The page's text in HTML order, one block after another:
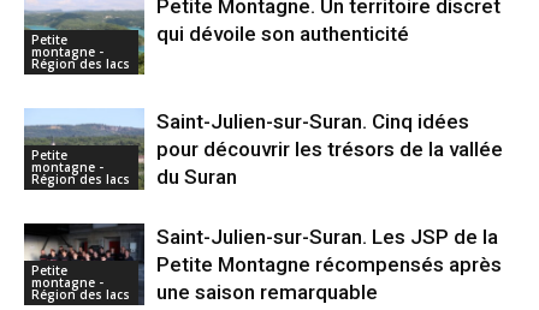
Petite
montagne -
Région des lacs
Petite Montagne. Un territoire discret
qui dévoile son authenticité
Petite
montagne -
Région des lacs
Saint-Julien-sur-Suran. Cinq idées
pour découvrir les trésors de la vallée
du Suran
Petite
montagne -
Région des lacs
Saint-Julien-sur-Suran. Les JSP de la
Petite Montagne récompensés après
une saison remarquable